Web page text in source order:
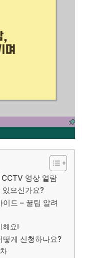
영상 열람
있으신가요?
드 – 꿀팁 알려
해요!
게 신청하나요?